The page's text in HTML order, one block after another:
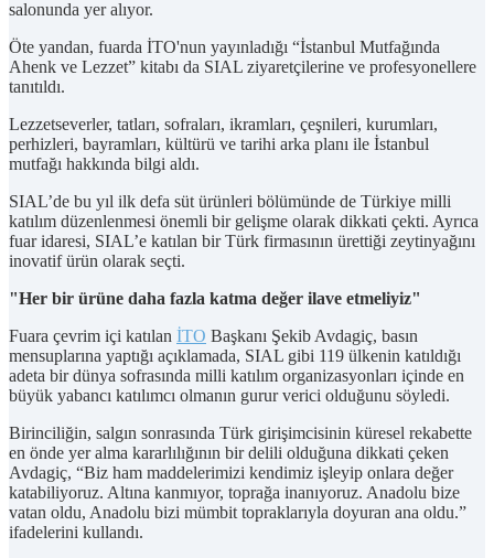
salonunda yer alıyor.
Öte yandan, fuarda İTO'nun yayınladığı “İstanbul Mutfağında
Ahenk ve Lezzet” kitabı da SIAL ziyaretçilerine ve profesyonellere
tanıtıldı.
Lezzetseverler, tatları, sofraları, ikramları, çeşnileri, kurumları,
perhizleri, bayramları, kültürü ve tarihi arka planı ile İstanbul
mutfağı hakkında bilgi aldı.
SIAL’de bu yıl ilk defa süt ürünleri bölümünde de Türkiye milli
katılım düzenlenmesi önemli bir gelişme olarak dikkati çekti. Ayrıca
fuar idaresi, SIAL’e katılan bir Türk firmasının ürettiği zeytinyağını
inovatif ürün olarak seçti.
"Her bir ürüne daha fazla katma değer ilave etmeliyiz"
Fuara çevrim içi katılan İTO Başkanı Şekib Avdagiç, basın
mensuplarına yaptığı açıklamada, SIAL gibi 119 ülkenin katıldığı
adeta bir dünya sofrasında milli katılım organizasyonları içinde en
büyük yabancı katılımcı olmanın gurur verici olduğunu söyledi.
Birinciliğin, salgın sonrasında Türk girişimcisinin küresel rekabette
en önde yer alma kararlılığının bir delili olduğuna dikkati çeken
Avdagiç, “Biz ham maddelerimizi kendimiz işleyip onlara değer
katabiliyoruz. Altına kanmıyor, toprağa inanıyoruz. Anadolu bize
vatan oldu, Anadolu bizi mümbit topraklarıyla doyuran ana oldu.”
ifadelerini kullandı.